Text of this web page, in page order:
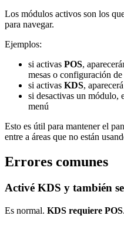
Los módulos activos son los
para navegar.
Ejemplos:
si activas POS,
mesas o configuración de
si activas KDS,
si desactivas un módulo,
menú
Esto es útil para mantener el
entre a áreas que no están
Errores comunes
Activé KDS y también
Es normal. KDS requiere POS.